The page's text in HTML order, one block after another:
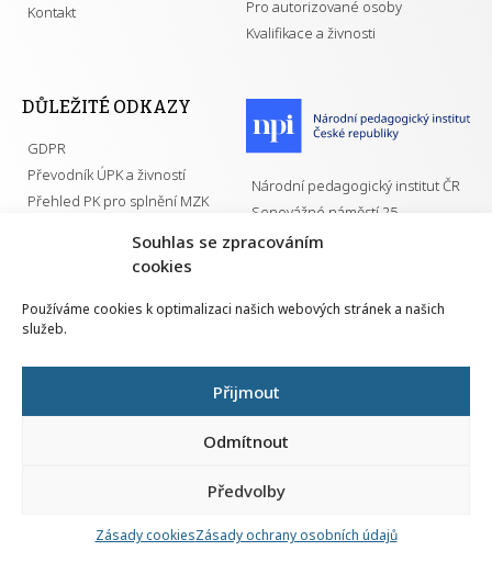
Souhlas se zpracováním
cookies
Používáme cookies k optimalizaci našich webových stránek a našich
služeb.
Přijmout
Odmítnout
Předvolby
Zásady cookiesZásady ochrany osobních údajů
Kontakt
Pro autorizované osoby
Kvalifikace a živnosti
DŮLEŽITÉ ODKAZY
GDPR
Převodník ÚPK a živností
Přehled PK pro splnění MZK
Národní pedagogický institut ČR
Senovážné náměstí 25
110 00 Praha 1